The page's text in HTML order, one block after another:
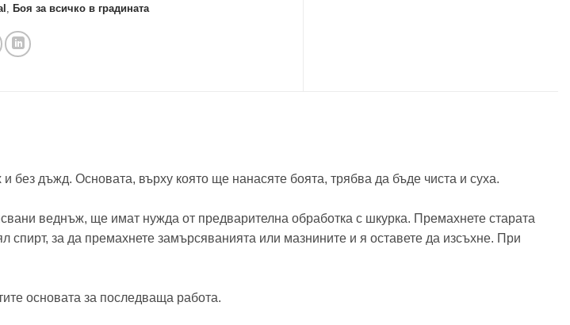
Боя за всичко в градината
дъжд. Основата, върху която ще нанасяте боята, трябва да бъде чиста и суха.
веднъж, ще имат нужда от предварителна обработка с шкурка. Премахнете старата
за да премахнете замърсяванията или мазнините и я оставете да изсъхне. При
основата за последваща работа.